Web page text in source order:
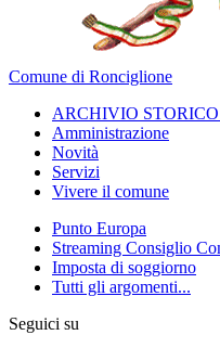
Comune di Ronciglione
ARCHIVIO
Amministrazione
Novità
Servizi
Vivere il comune
Punto Europa
Streaming Consiglio
Imposta di soggiorno
Tutti gli argomenti...
Seguici su